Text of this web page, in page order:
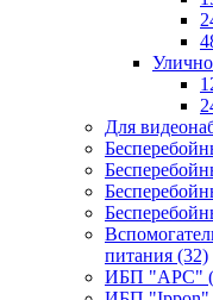
Для
питания (32)
ИБП "APC"